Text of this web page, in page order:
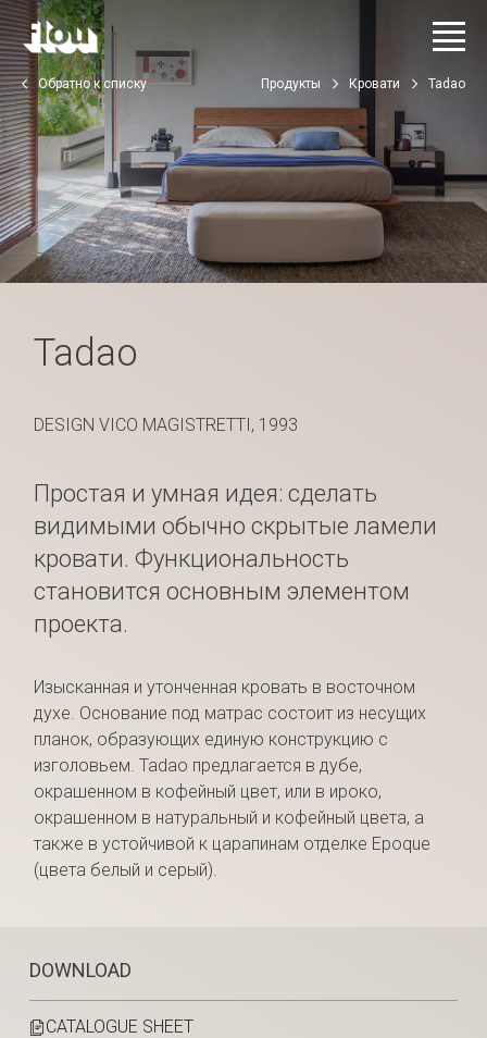
Обратно к списку Продукты Кровати Tadao
DOWNLOAD
CATALOGUE SHEET
Tadao
DESIGN VICO MAGISTRETTI, 1993
Простая и умная идея: сделать
видимыми обычно скрытые ламели
кровати. Функциональность
становится основным элементом
проекта.
Изысканная и утонченная кровать в восточном
духе. Основание под матрас состоит из несущих
планок, образующих единую конструкцию с
изголовьем. Tadao предлагается в дубе,
окрашенном в кофейный цвет, или в ироко,
окрашенном в натуральный и кофейный цвета, а
также в устойчивой к царапинам отделке Epoque
(цвета белый и серый).